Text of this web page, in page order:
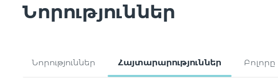
Նորություններ
Նորություններ Հայտարարություններ Բոլորը